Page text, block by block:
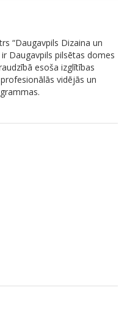
“Daugavpils Dizaina un
ir Daugavpils pilsētas domes
esoša izglītības
vidējās un